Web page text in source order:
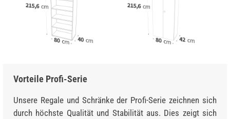
Vorteile Profi-Serie
Unsere Regale und Schränke der Profi-Serie zeichnen sich
durch höchste Qualität und Stabilität aus. Dies zeigt sich